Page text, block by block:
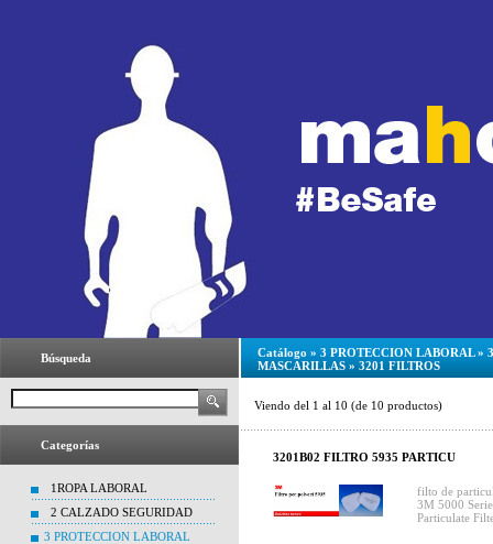
Búsqueda
Categorías
1ROPA LABORAL
2 CALZADO SEGURIDAD
3 PROTECCION LABORAL
Catálogo » 3 PROTECCION LABORAL»
MASCARILLAS » 3201 FILTROS
Viendo del 1 al 10 (de 10 productos)
3201B02 FILTRO 5935 PARTICU
filto de
3M 5000
Particulate